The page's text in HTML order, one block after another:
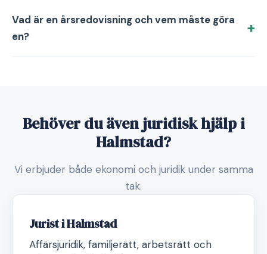
Vad är en årsredovisning och vem måste göra
en?
Behöver du även juridisk hjälp i
Halmstad?
Vi erbjuder både ekonomi och juridik under samma
tak.
Jurist i Halmstad
Affärsjuridik, familjerätt, arbetsrätt och